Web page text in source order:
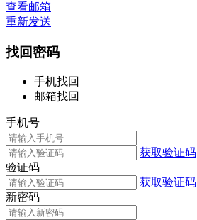
查看邮箱
重新发送
找回密码
手机找回
邮箱找回
手机号
获取验证码
验证码
获取验证码
新密码